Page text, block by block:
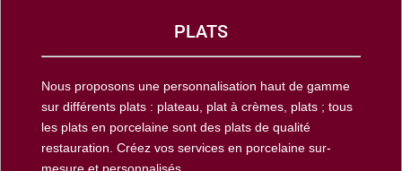
PLATS
Nous proposons une personnalisation haut de gamme
sur différents plats : plateau, plat à crèmes, plats ; tous
les plats en porcelaine sont des plats de qualité
restauration. Créez vos services en porcelaine sur-
mesure et personnalisés.